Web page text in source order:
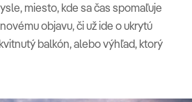
miesto, kde sa čas spomaľuje
objavu, či už ide o ukrytú
balkón, alebo výhľad, ktorý